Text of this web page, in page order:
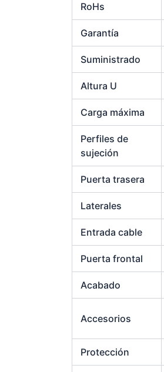
RoHs
Garantía
Suministrado
Altura U
Carga máxima
Perfiles de
sujeción
Puerta trasera
Laterales
Entrada cable
Puerta frontal
Acabado
Accesorios
Protección